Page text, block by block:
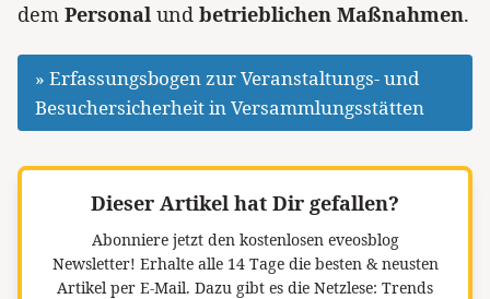
dem Personal und betrieblichen Maßnahmen.
» Erfassungsbogen zur Veranstaltungs- und
Besuchersicherheit in Versammlungsstätten
Dieser Artikel hat Dir gefallen?
Abonniere jetzt den kostenlosen eveosblog
Newsletter! Erhalte alle 14 Tage die besten & neusten
Artikel per E-Mail. Dazu gibt es die Netzlese: Trends